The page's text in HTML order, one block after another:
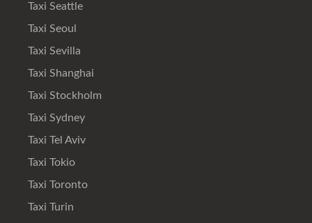
Taxi Seattle
Taxi Seoul
Taxi Sevilla
Taxi Shanghai
Taxi Stockholm
Taxi Sydney
Taxi Tel Aviv
Taxi Tokio
Taxi Toronto
Taxi Turin